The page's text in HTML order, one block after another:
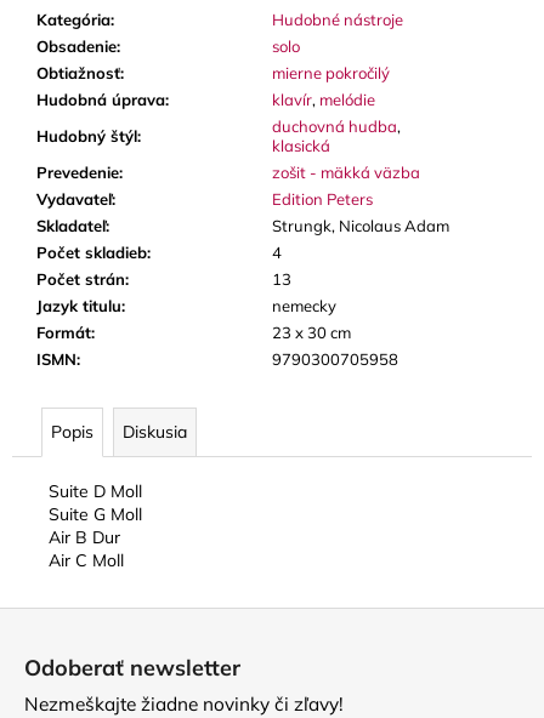
Kategória:
Hudobné nástroje
Obsadenie:
solo
Obtiažnosť:
mierne pokročilý
Hudobná úprava: klavír, melódie
Hudobný štýl: duchovná hudba,
klasická
Prevedenie:
zošit - mäkká väzba
Vydavateľ:
Edition Peters
Skladateľ:
Strungk, Nicolaus Adam
Počet skladieb:
4
Počet strán:
13
Jazyk titulu:
nemecky
Formát:
23 x 30 cm
ISMN: 9790300705958
Popis Diskusia
Suite D Moll
Suite G Moll
Air B Dur
Air C Moll
FLAUTU
(FINGERPORT)
22
Odoberať newsletter
Nezmeškajte žiadne novinky či zľavy!